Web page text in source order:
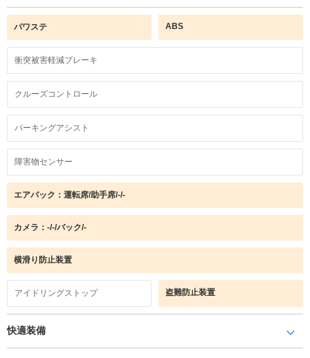
パワステ ABS
衝突被害軽減ブレーキ
クルーズコントロール
パーキングアシスト
障害物センサー
エアバック：運転席/助手席/-/-
カメラ：-/-/バック/-
横滑り防止装置
アイドリングストップ 盗難防止装置
快適装備